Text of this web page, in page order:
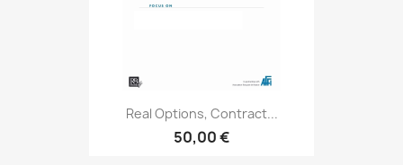
Real Options, Contract...
50,00 €